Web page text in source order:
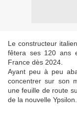
Le constructeur
fêtera ses 120 ans
France dès 2024.
Ayant peu à peu
concentrer sur son
une feuille de route
de la nouvelle Ypsilon.